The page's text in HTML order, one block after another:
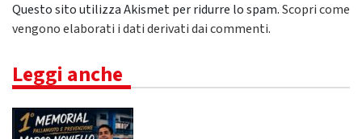
Questo sito utilizza Akismet per ridurre lo spam.Scopri come
vengono elaborati i dati derivati dai commenti.
Leggi anche